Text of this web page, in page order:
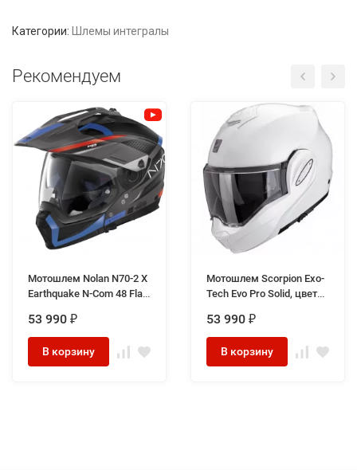
Категории: Шлемы интегралы
Рекомендуем
Мотошлем Nolan N70-2 X
Earthquake N-Com 48 Flat
53 990 ₽
В корзину
Мотошлем Scorpion Exo-
Tech Evo Pro Solid, цвет
53 990 ₽
В корзину